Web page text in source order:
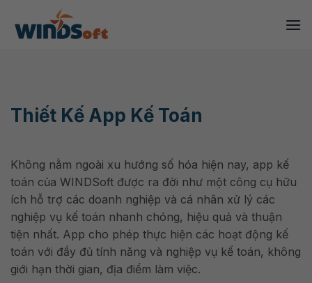
content
Thiết Kế App Kế Toán
Không nằm ngoài xu hướng số hóa hiện nay, app kế
toán của WINDSoft được ra đời như một công cụ hữu
ích hỗ trợ các doanh nghiệp và cá nhân xử lý các
nghiệp vụ kế toán nhanh chóng, hiệu quả và thuận
tiện nhất. App cho phép thực hiện các hoạt động kế
toán với đầy đủ tính năng và nghiệp vụ kế toán, không
giới hạn thời gian, địa điểm làm việc.